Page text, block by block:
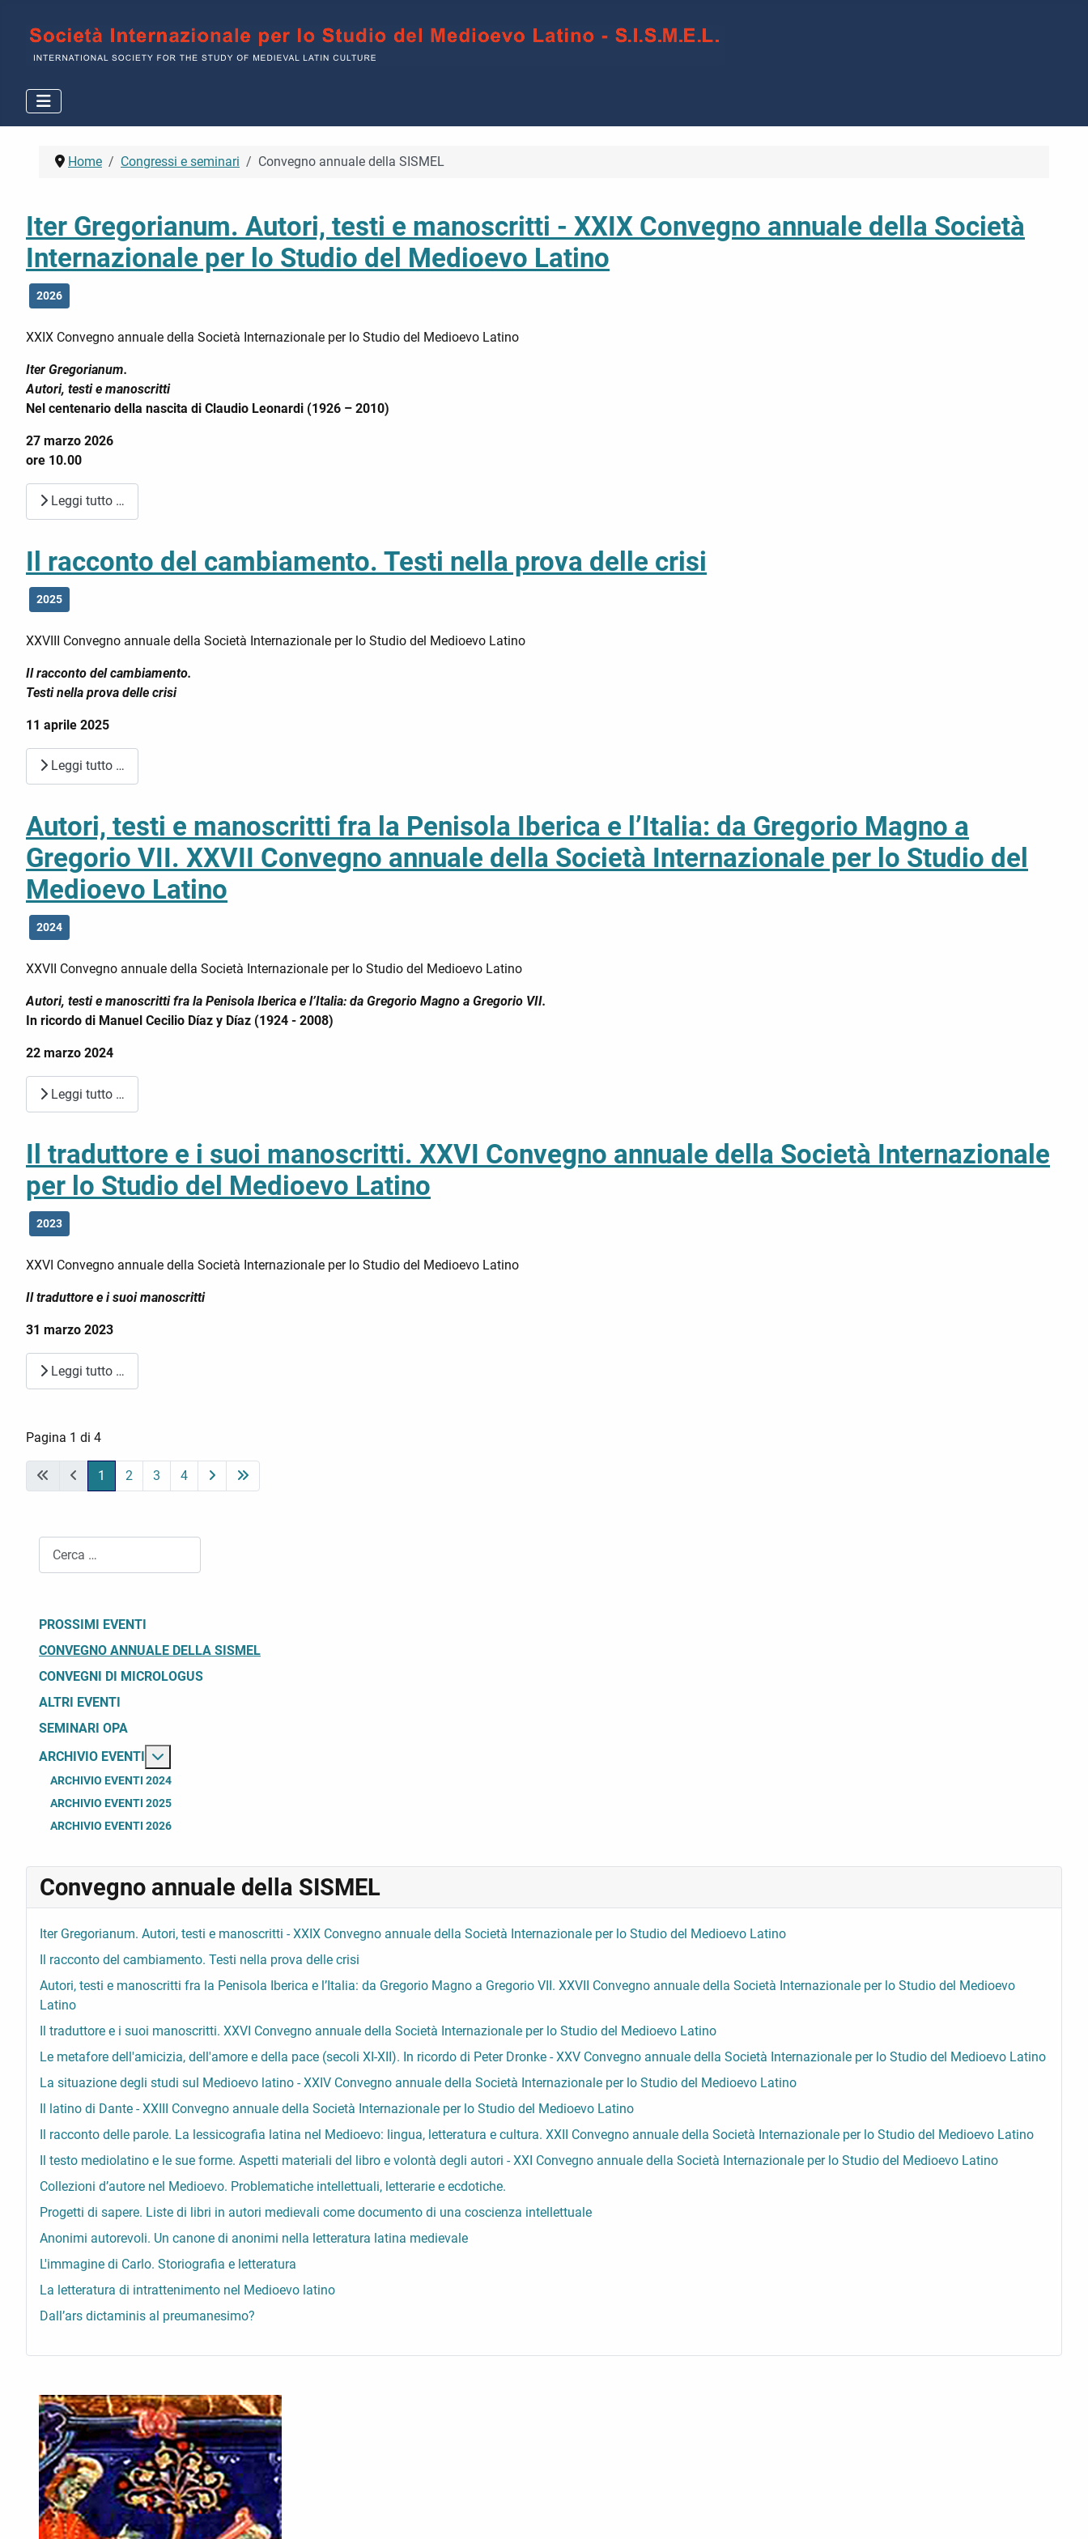
Home Congressi e seminari Convegno annuale della SISMEL
Iter Gregorianum. Autori, testi e manoscritti - XXIX Convegno annuale della Società
Internazionale per lo Studio del Medioevo Latino
2026
XXIX Convegno annuale della Società Internazionale per lo Studio del Medioevo Latino
Iter Gregorianum.
Autori, testi e manoscritti
Nel centenario della nascita di Claudio Leonardi (1926 – 2010)
27 marzo 2026
ore 10.00
Leggi tutto …
Il racconto del cambiamento. Testi nella prova delle crisi
2025
XXVIII Convegno annuale della Società Internazionale per lo Studio del Medioevo Latino
Il racconto del cambiamento.
Testi nella prova delle crisi
11 aprile 2025
Leggi tutto …
Autori, testi e manoscritti fra la Penisola Iberica e l’Italia: da Gregorio Magno a
Gregorio VII. XXVII Convegno annuale della Società Internazionale per lo Studio del
Medioevo Latino
2024
XXVII Convegno annuale della Società Internazionale per lo Studio del Medioevo Latino
Autori, testi e manoscritti fra la Penisola Iberica e l’Italia: da Gregorio Magno a Gregorio VII.
In ricordo di Manuel Cecilio Díaz y Díaz (1924 - 2008)
22 marzo 2024
Leggi tutto …
Il traduttore e i suoi manoscritti. XXVI Convegno annuale della Società Internazionale
per lo Studio del Medioevo Latino
2023
XXVI Convegno annuale della Società Internazionale per lo Studio del Medioevo Latino
Il traduttore e i suoi manoscritti
31 marzo 2023
Leggi tutto …
Pagina 1 di 4
1 2 3 4
PROSSIMI EVENTI
CONVEGNO ANNUALE DELLA SISMEL
CONVEGNI DI MICROLOGUS
ALTRI EVENTI
SEMINARI OPA
ARCHIVIO EVENTI
ARCHIVIO EVENTI 2024
ARCHIVIO EVENTI 2025
ARCHIVIO EVENTI 2026
Convegno annuale della SISMEL
Iter Gregorianum. Autori, testi e manoscritti - XXIX Convegno annuale della Società Internazionale per lo Studio del Medioevo Latino
Il racconto del cambiamento. Testi nella prova delle crisi
Autori, testi e manoscritti fra la Penisola Iberica e l’Italia: da Gregorio Magno a Gregorio VII. XXVII Convegno annuale della Società Internazionale per lo Studio del Medioevo
Latino
Il traduttore e i suoi manoscritti. XXVI Convegno annuale della Società Internazionale per lo Studio del Medioevo Latino
Le metafore dell'amicizia, dell'amore e della pace (secoli XI-XII). In ricordo di Peter Dronke - XXV Convegno annuale della Società Internazionale per lo Studio del Medioevo Latino
La situazione degli studi sul Medioevo latino - XXIV Convegno annuale della Società Internazionale per lo Studio del Medioevo Latino
Il latino di Dante - XXIII Convegno annuale della Società Internazionale per lo Studio del Medioevo Latino
Il racconto delle parole. La lessicografia latina nel Medioevo: lingua, letteratura e cultura. XXII Convegno annuale della Società Internazionale per lo Studio del Medioevo Latino
Il testo mediolatino e le sue forme. Aspetti materiali del libro e volontà degli autori - XXI Convegno annuale della Società Internazionale per lo Studio del Medioevo Latino
Collezioni d’autore nel Medioevo. Problematiche intellettuali, letterarie e ecdotiche.
Progetti di sapere. Liste di libri in autori medievali come documento di una coscienza intellettuale
Anonimi autorevoli. Un canone di anonimi nella letteratura latina medievale
L'immagine di Carlo. Storiografia e letteratura
La letteratura di intrattenimento nel Medioevo latino
Dall’ars dictaminis al preumanesimo?